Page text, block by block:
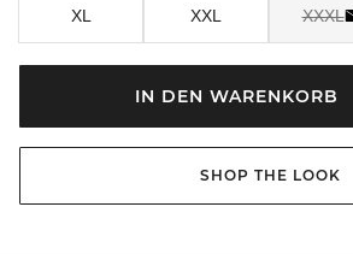
XL XXL XXXL
IN DEN WARENKORB
SHOP THE LOOK